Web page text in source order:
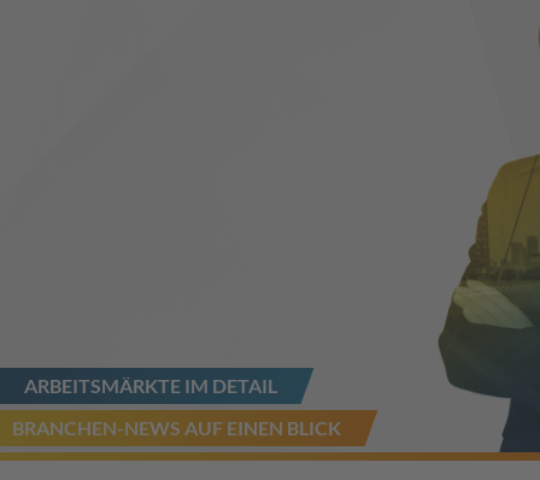
ARBEITSMÄRKTE IM DETAIL
BRANCHEN-NEWS AUF EINEN BLICK